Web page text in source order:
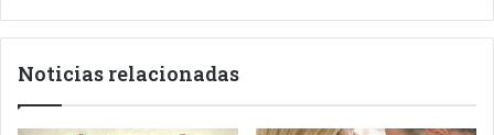
Noticias relacionadas